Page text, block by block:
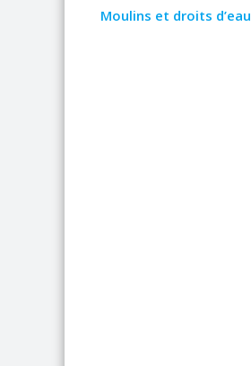
Moulins et droits d’eau